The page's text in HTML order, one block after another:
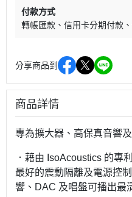
付款方式
轉帳匯款
信用卡分期付款
分享商品到
商品詳情
專為擴大器、高保真音響
．藉由 IsoAcoustics 的專
最好的震動隔離及電源控
響、DAC 及唱盤可播出最